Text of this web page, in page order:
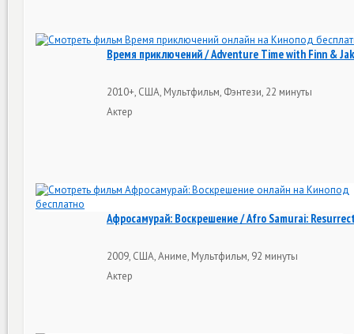
Время приключений / Adventure Time with Finn &
2010+, США, Мультфильм, Фэнтези, 22 минуты
Актер
Афросамурай: Воскрешение / Afro Samurai:
2009, США, Аниме, Мультфильм, 92 минуты
Актер